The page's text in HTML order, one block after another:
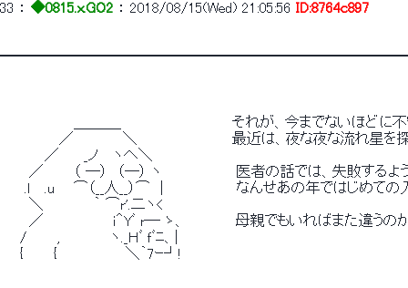
33 ： ◆0815.x.GO2 ： 2018/08/15(Wed) 21:05:56 ID:8764c897
＿＿＿_　　　　　　　　　　　それが、今までないほどに不
／　　　 　 ＼　　　　　　　　　 最近は、夜な夜な流れ星を
／　　 _ノ　 ヽへ＼
／　　　（ ―）　（―） ヽ　　　　　　　 医者の話では、失敗するよ
.l　 .u 　 ⌒（__人__）⌒　|　 　 　 　 　 なんせあの年ではじめて
＼　　　　　｀ ⌒r'.二ヽ<
／　　　　 　 　ｉ＾Yﾞ r─ ゝ、　　　　　母親でもいればまた違うの
/　　　,　　　　　ヽ._Ｈﾞ ｆﾞﾆ、|
{　　　{　　 　 　 　 ＼｀7ｰ┘!